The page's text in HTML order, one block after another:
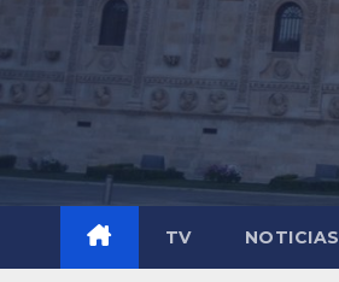
TV NOTICIAS